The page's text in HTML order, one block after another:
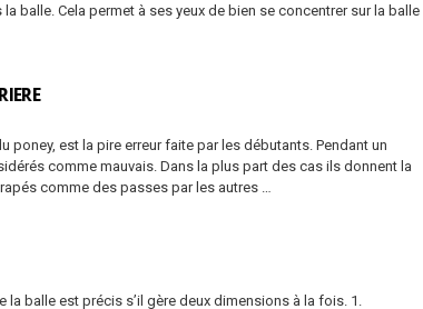
balle. Cela permet à ses yeux de bien se concentrer sur la balle
poney, est la pire erreur faite par les débutants. Pendant un
comme mauvais. Dans la plus part des cas ils donnent la
comme des passes par les autres …
la balle est précis s’il gère deux dimensions à la fois. 1.